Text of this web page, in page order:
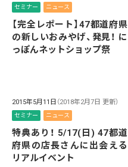
セミナー ニュース
【完全レポート】47都道府県
の新しいおみやげ、発見！ に
っぽんネットショップ祭
2015年5月11日 （2018年2月7日 更新）
セミナー ニュース
特典あり！ 5/17(日) 47都道
府県の店長さんに出会える
リアルイベント